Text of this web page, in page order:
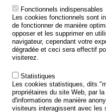
ÉTAT DE L’INSÉCURITÉ
TRAITEMENT DES DONNÉES
LA ROUTE
ETUDES ET RECHERCHES
APPEL À PROJETS
POLITIQUE DE SÉCURITÉ
Outils
AGENDA
Fonctionnels indispensables
Les cookies fonctionnels sont
de fonctionner de manière
opposer et les supprimer en
navigateur, cependant votre
dégradée et ceci sera effectif
visiterez.
Statistiques
Les cookies statistiques, dits
propriétaires du site Web, par
d'informations de manière
visiteurs interagissent avec les